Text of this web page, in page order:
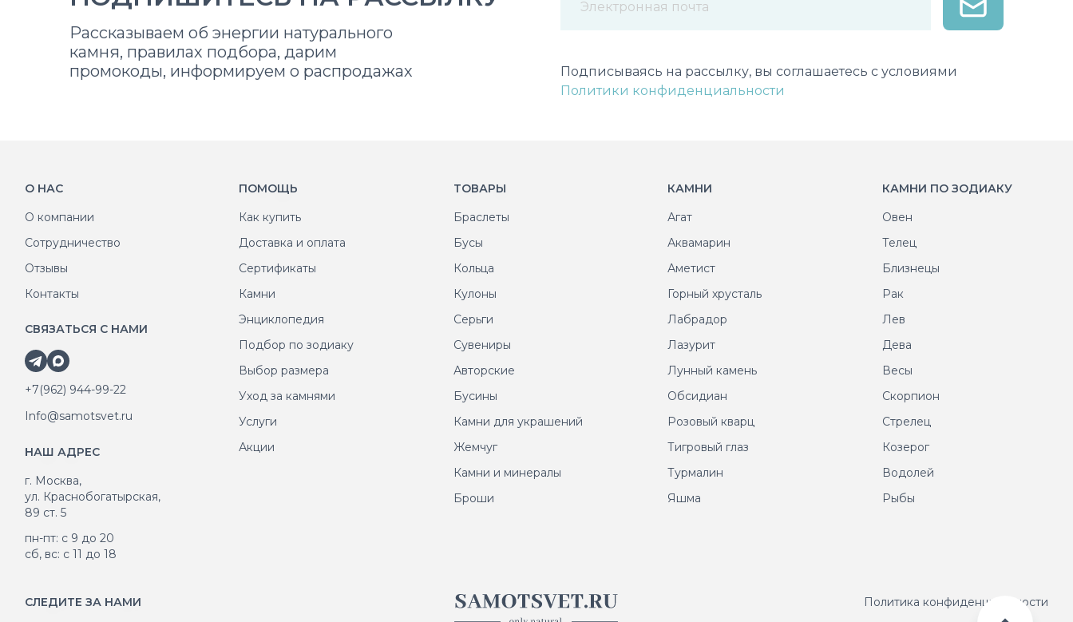
Рассказываем об энергии натурального
камня, правилах подбора, дарим
промокоды, информируем о распродажах
Подписываясь на рассылку, вы соглашаетесь с условиями
Политики конфиденциальности
О НАС
О компании
Сотрудничество
Отзывы
Контакты
СВЯЗАТЬСЯ С НАМИ
+7(962) 944-99-22
Info@samotsvet.ru
НАШ АДРЕС
г. Москва,
ул. Краснобогатырская,
89 ст. 5
пн-пт: с 9 до 20
сб, вс: с 11 до 18
ПОМОЩЬ
Как купить
Доставка и оплата
Сертификаты
Камни
Энциклопедия
Подбор по зодиаку
Выбор размера
Уход за камнями
Услуги
Акции
ТОВАРЫ
Браслеты
Бусы
Кольца
Кулоны
Серьги
Сувениры
Авторские
Бусины
Камни для украшений
Жемчуг
Камни и минералы
Броши
КАМНИ
Агат
Аквамарин
Аметист
Горный хрусталь
Лабрадор
Лазурит
Лунный камень
Обсидиан
Розовый кварц
Тигровый глаз
Турмалин
Яшма
КАМНИ ПО ЗОДИАКУ
Овен
Телец
Близнецы
Рак
Лев
Дева
Весы
Скорпион
Стрелец
Козерог
Водолей
Рыбы
СЛЕДИТЕ ЗА НАМИ
Политика конфиденциальности